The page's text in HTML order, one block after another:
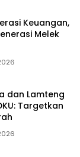
Keuangan,
Melek
dan Lamteng
Targetkan